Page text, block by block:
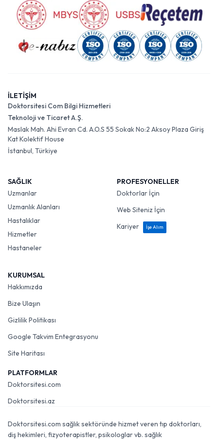
İLETİŞİM
Doktorsitesi Com Bilgi Hizmetleri
Teknoloji ve Ticaret A.Ş.
Maslak Mah. Ahi Evran Cd. A.O.S 55 Sokak No:2 Aksoy Plaza Giriş
Kat Kolektif House
İstanbul, Türkiye
SAĞLIK
Uzmanlar
Uzmanlık Alanları
Hastalıklar
Hizmetler
Hastaneler
PROFESYONELLER
Doktorlar İçin
Web Siteniz İçin
Kariyer
İşe Alım
KURUMSAL
Hakkımızda
Bize Ulaşın
Gizlilik Politikası
Google Takvim Entegrasyonu
Site Haritası
PLATFORMLAR
Doktorsitesi.com
Doktorsitesi.az
Doktorsitesi.com sağlık sektöründe hizmet veren tıp doktorları,
diş hekimleri, fizyoterapistler, psikologlar vb. sağlık